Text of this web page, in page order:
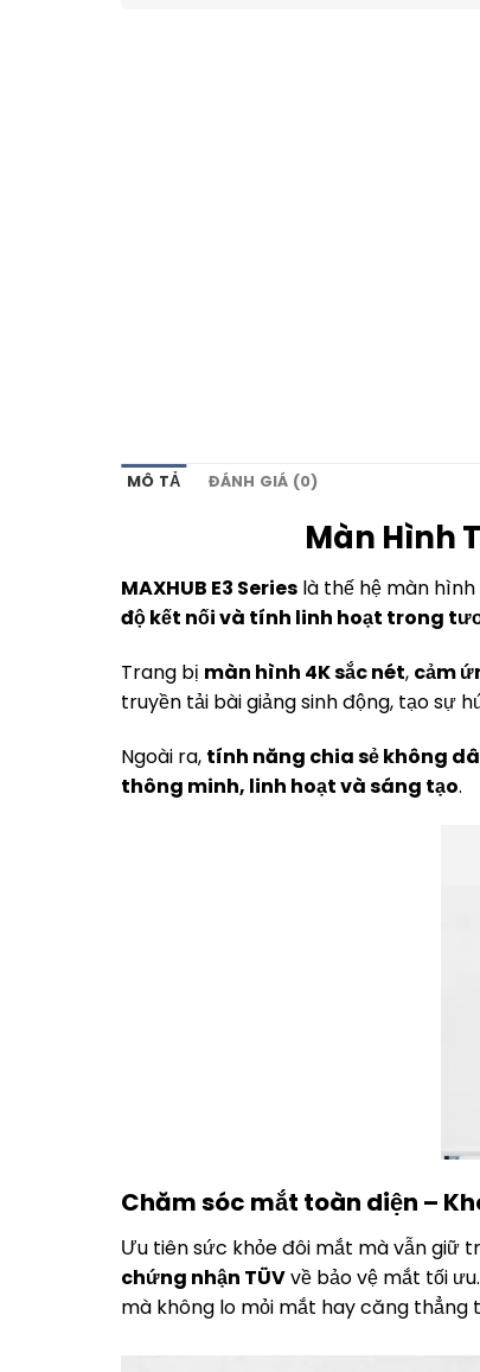
MÔ TẢ ĐÁNH GIÁ (0)
Màn Hình
MAXHUB E3 Series là thế hệ màn
độ kết nối và tính linh hoạt trong
Trang bị màn hình 4K sắc nét, cảm
truyền tải bài giảng sinh động, tạo sự
Ngoài ra, tính năng chia sẻ không
thông minh, linh hoạt và sáng tạo.
Chăm sóc mắt toàn diện –
Ưu tiên sức khỏe đôi mắt mà vẫn giữ
chứng nhận TÜVvề bảo vệ mắt tối
mà không lo mỏi mắt hay căng thẳng